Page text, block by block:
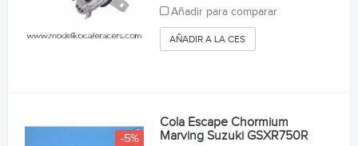
Añadir para comparar
AÑADIR A LA CESTA
-5%
Cola Escape Chormium
Marving Suzuki GSXR750R